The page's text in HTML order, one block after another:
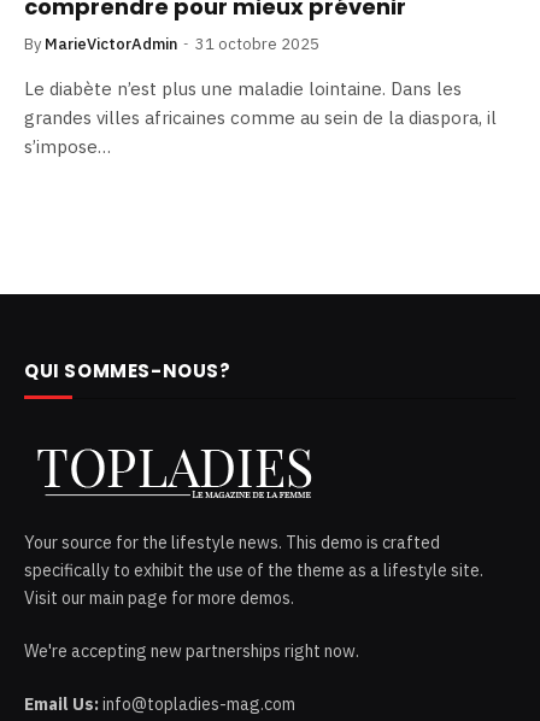
comprendre pour mieux prévenir
By MarieVictorAdmin 31 octobre 2025
Le diabète n’est plus une maladie lointaine. Dans les
grandes villes africaines comme au sein de la diaspora, il
s’impose…
QUI SOMMES-NOUS?
Your source for the lifestyle news. This demo is crafted
specifically to exhibit the use of the theme as a lifestyle site.
Visit our main page for more demos.
We're accepting new partnerships right now.
Email Us:info@topladies-mag.com